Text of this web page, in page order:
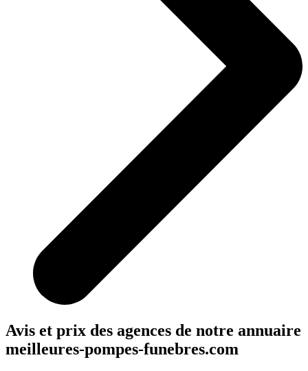
Avis et prix des agences de notre annuaire
meilleures-pompes-funebres.com